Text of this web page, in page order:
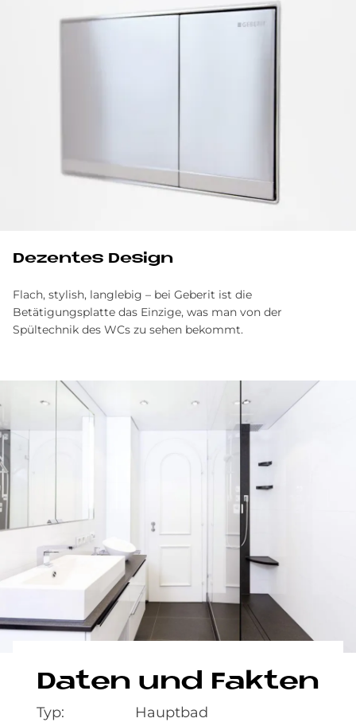
Dezentes Design
Flach, stylish, langlebig – bei Geberit ist die
Betätigungsplatte das Einzige, was man von der
Spültechnik des WCs zu sehen bekommt.
Da­ten und Fak­ten
Typ:
Hauptbad